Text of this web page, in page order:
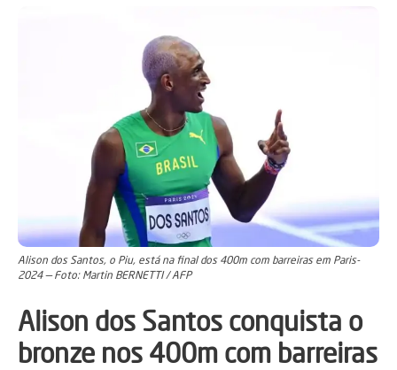
Alison dos Santos, o Piu, está na final dos 400m com barreiras em Paris-
2024 — Foto: Martin BERNETTI / AFP
Alison dos Santos conquista o
bronze nos 400m com barreiras